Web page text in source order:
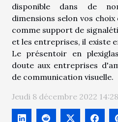
disponible dans de
dimensions selon vos
comme support de
et les entreprises, il existe
Le présentoir en
doute aux entreprises
de communication visuelle.
Jeudi 8 décembre 2022 14:28